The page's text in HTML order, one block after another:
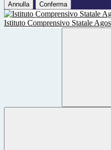
Annulla Conferma
Istituto Comprensivo Statale